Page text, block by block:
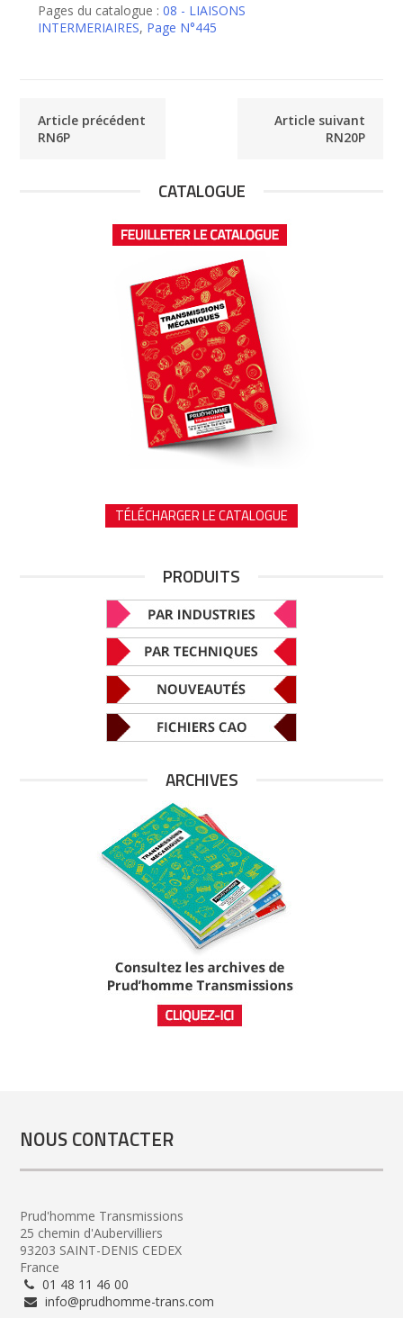
Pages du catalogue :08 - LIAISONS
INTERMERIAIRES, Page N°445
Article précédent
RN6P
Article suivant
RN20P
CATALOGUE
TÉLÉCHARGER LE CATALOGUE
PRODUITS
ARCHIVES
NOUS CONTACTER
Prud'homme Transmissions
25 chemin d'Aubervilliers
93203 SAINT-DENIS CEDEX
France
01 48 11 46 00
info@prudhomme-trans.com